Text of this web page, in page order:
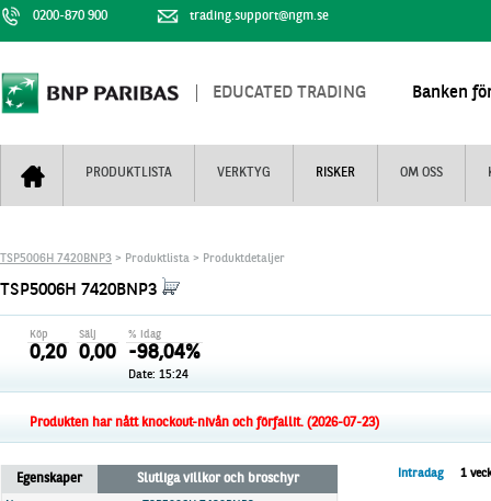
0200-870 900 trading.support@ngm.se
EDUCATED TRADING Banken
PRODUKTLISTA VERKTYG RISKER OM OSS
Mini Futures
Unlimited Turbos
Stoppade & förfallna produkter
Nyhestbrev+
Realtidskurser
Kunskapscentra+
Marknadsöversikt
Finansiell information
TSP5006H 7420BNP3 > Produktlista > Produktdetaljer
TSP5006H 7420BNP3
Köp
0,20
Sälj
0,00
% idag
-98,04%
Date: 15:24
Produkten har nått knockout-nivån och förfallit. (2026-07-23)
Egenskaper Slutliga villkor och broschyr Intradag 1